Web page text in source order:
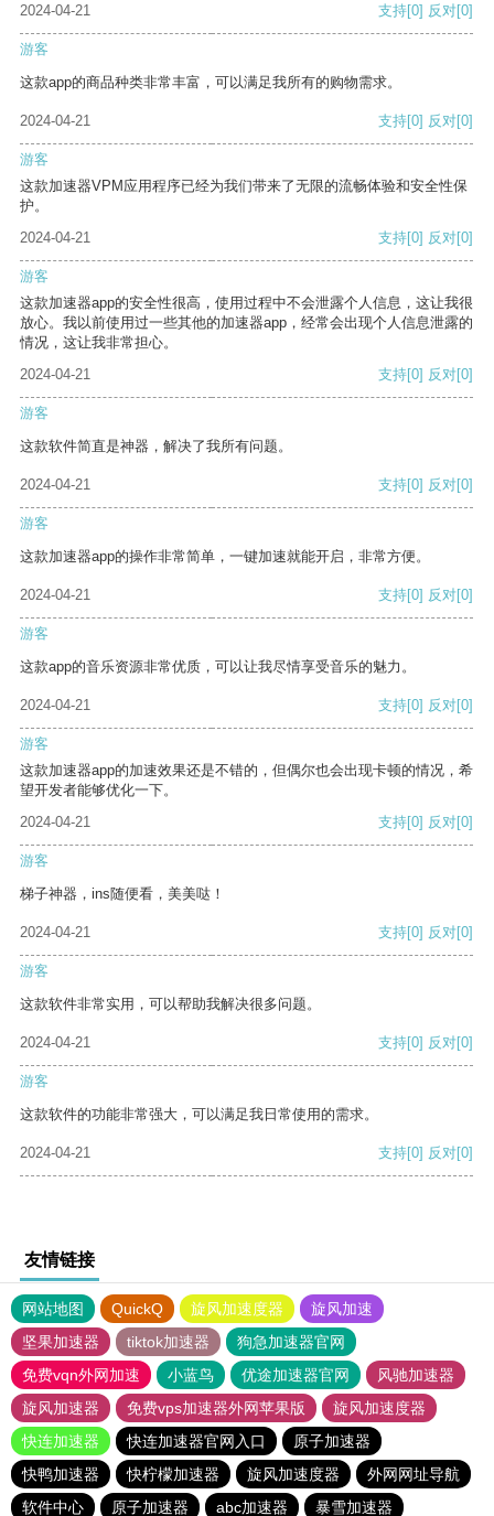
2024-04-21
支持[0] 反对[0]
游客
这款app的商品种类非常丰富，可以满足我所有的购物需求。
2024-04-21 支持[0] 反对[0]
游客
这款加速器VPM应用程序已经为我们带来了无限的流畅体验和安全性保
护。
2024-04-21
支持[0] 反对[0]
游客
这款加速器app的安全性很高，使用过程中不会泄露个人信息，这让我很
放心。我以前使用过一些其他的加速器app，经常会出现个人信息泄露的
情况，这让我非常担心。
2024-04-21
支持[0] 反对[0]
游客
这款软件简直是神器，解决了我所有问题。
2024-04-21 支持[0] 反对[0]
游客
这款加速器app的操作非常简单，一键加速就能开启，非常方便。
2024-04-21 支持[0] 反对[0]
游客
这款app的音乐资源非常优质，可以让我尽情享受音乐的魅力。
2024-04-21 支持[0] 反对[0]
游客
这款加速器app的加速效果还是不错的，但偶尔也会出现卡顿的情况，希
望开发者能够优化一下。
2024-04-21
支持[0] 反对[0]
游客
梯子神器，ins随便看，美美哒！
2024-04-21 支持[0] 反对[0]
游客
这款软件非常实用，可以帮助我解决很多问题。
2024-04-21 支持[0] 反对[0]
游客
这款软件的功能非常强大，可以满足我日常使用的需求。
2024-04-21 支持[0] 反对[0]
友情链接
网站地图 QuickQ 旋风加速度器
旋风加速
坚果加速器
tiktok加速器
狗急加速器官网
免费vqn外网加速
小蓝鸟 优途加速器官网
风驰加速器
旋风加速器
免费vps加速器外网苹果版
旋风加速度器
快连加速器
快连加速器官网入口
原子加速器
快鸭加速器
快柠檬加速器 旋风加速度器
外网网址导航
软件中心
原子加速器 abc加速器 暴雪加速器